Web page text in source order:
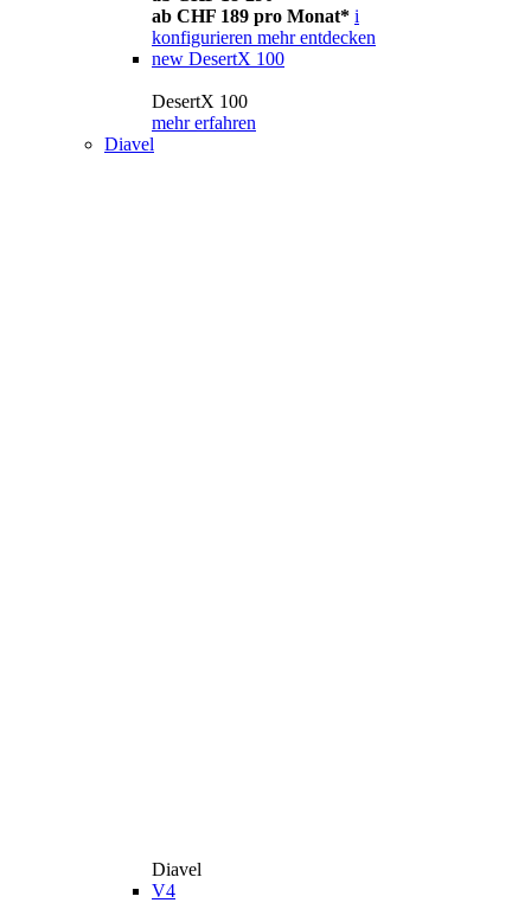
ab CHF 189 pro Monat* i
konfigurieren mehr entdecken
new DesertX 100
DesertX 100
mehr erfahren
Diavel
Diavel
V4